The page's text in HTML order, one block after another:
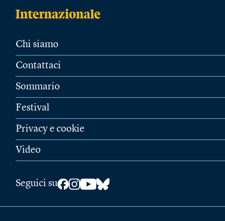
Chi siamo
Contattaci
Sommario
Festival
Privacy e cookie
Video
Seguici su